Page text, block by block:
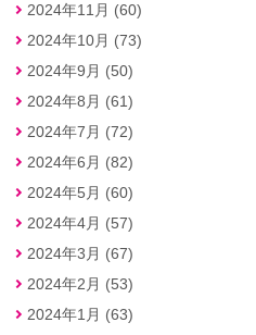
2024年11月 (60)
2024年10月 (73)
2024年9月 (50)
2024年8月 (61)
2024年7月 (72)
2024年6月 (82)
2024年5月 (60)
2024年4月 (57)
2024年3月 (67)
2024年2月 (53)
2024年1月 (63)